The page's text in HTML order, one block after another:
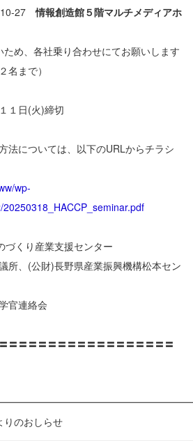
27情報創造館５階マルチメディアホ
各社乗り合わせにてお願いします
名まで）
１日(火)締切
法については、以下のURLからチラシ
wp-
くり産業支援センター
(公財)長野県産業振興機構松本セン
連絡会
〓〓〓〓〓〓〓〓〓〓〓〓〓〓〓〓〓
のおしらせ